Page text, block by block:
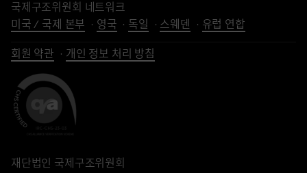
국제구조위원회 네트워크
미국 / 국제 본부
영국 독일 스웨덴 유럽 연합
회원 약관 개인 정보 처리 방침
재단법인 국제구조위원회